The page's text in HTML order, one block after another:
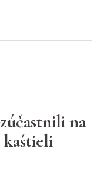
na
kaštieli